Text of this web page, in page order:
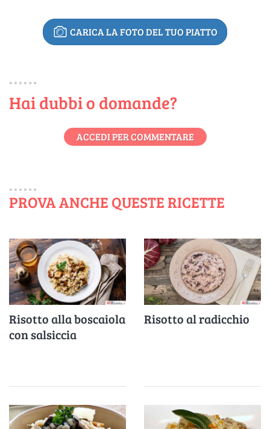
CARICA LA FOTO DEL TUO PIATTO
Hai dubbi o domande?
ACCEDI PER COMMENTARE
PROVA ANCHE QUESTE RICETTE
Risotto alla boscaiola
con salsiccia
Risotto al radicchio